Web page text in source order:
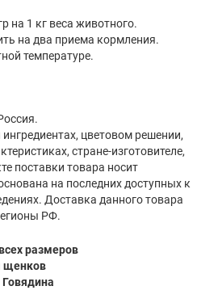
на 1 кг веса животного.
на два приема кормления.
температуре.
цветовом решении,
стране-изготовителе,
поставки товара носит
на последних доступных к
Доставка данного товара
РФ.
размеров
щенков
Говядина